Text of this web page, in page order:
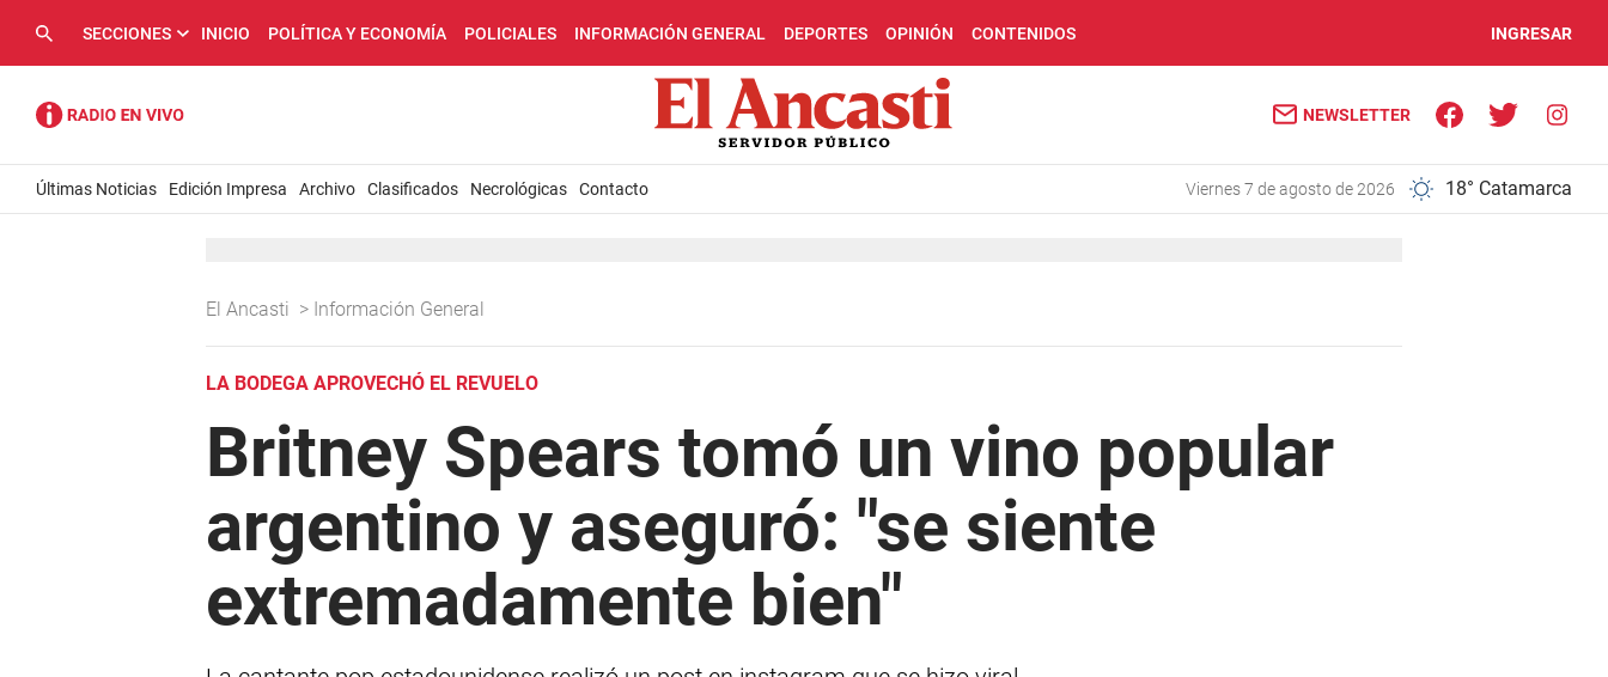
SECCIONES INICIO POLÍTICA Y ECONOMÍA POLICIALES INFORMACIÓN GENERAL DEPORTES OPINIÓN CONTENIDOS INGRESAR
NEWSLETTER
Últimas Noticias Edición Impresa Archivo Clasificados Necrológicas Contacto viernes 7 de agosto de 2026 18° Catamarca
El Ancasti > Información General
LA BODEGA APROVECHÓ EL REVUELO
Britney Spears tomó un vino popular
argentino y aseguró: "se siente
extremadamente bien"